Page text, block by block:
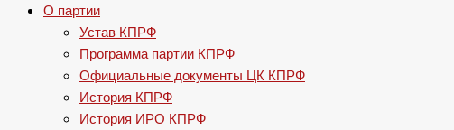
О партии
Устав КПРФ
Программа партии КПРФ
Официальные документы ЦК КПРФ
История КПРФ
История ИРО КПРФ